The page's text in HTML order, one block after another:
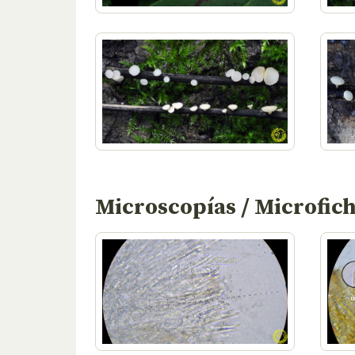
Microscopías /